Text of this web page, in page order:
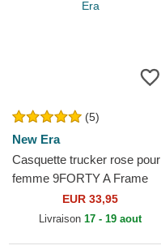
(5)
New Era
Casquette trucker rose pour
femme 9FORTY A Frame
Floral New York Yankees
MLB New Era
EUR 33,95
Livraison 17 - 19 aout